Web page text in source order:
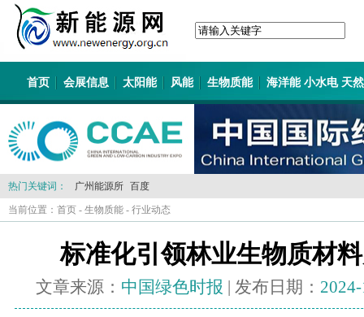
首页 会展信息 太阳能 风能 生物质能 海洋能 小水电 天
热门关键词： 广州能源所 百度
当前位置： 首页 - 生物质能 - 行业动态
标准化引领林业生物质材
文章来源： 中国绿色时报 | 发布日期：